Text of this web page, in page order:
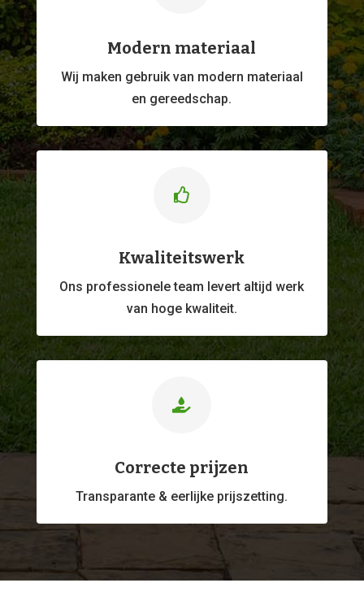
Modern materiaal
Wij maken gebruik van modern materiaal
en gereedschap.

Kwaliteitswerk
Ons professioneleteam levert altijd werk
van hoge kwaliteit.

Correcte prijzen
Transparante & eerlijke prijszetting.